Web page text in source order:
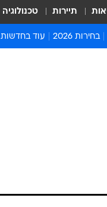
תיירות טכנולוגיה
בחירות 2026 עוד בחדשות